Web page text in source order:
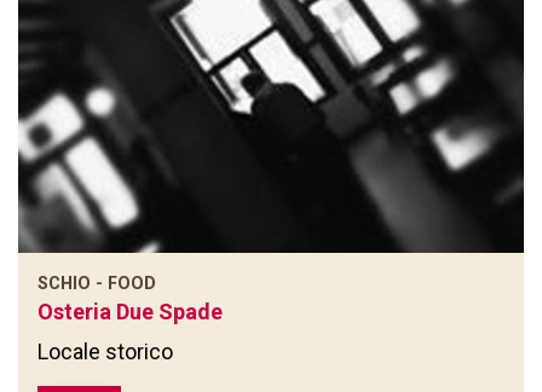
SCHIO - FOOD
Osteria Due Spade
Locale storico